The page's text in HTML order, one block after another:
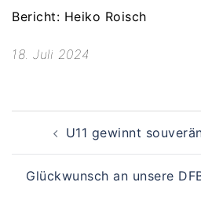
Bericht: Heiko Roisch
18. Juli 2024
U11 gewinnt
Glückwunsch an unsere